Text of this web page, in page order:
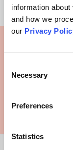
information
and how we
our Privacy
Selection
Necessary
Preferences
Statistics